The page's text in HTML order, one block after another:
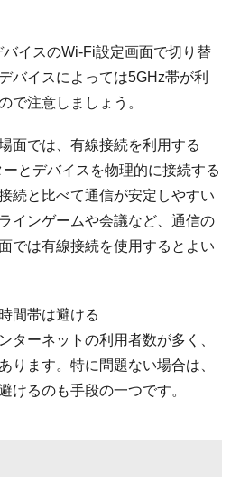
イスのWi-Fi設定画面で切り替
バイスによっては5GHz帯が利
で注意しましょう。
面では、有線接続を利用する
とデバイスを物理的に接続する
続と比べて通信が安定しやすい
インゲームや会議など、通信の
では有線接続を使用するとよい
間帯は避ける
ターネットの利用者数が多く、
ります。特に問題ない場合は、
けるのも手段の一つです。